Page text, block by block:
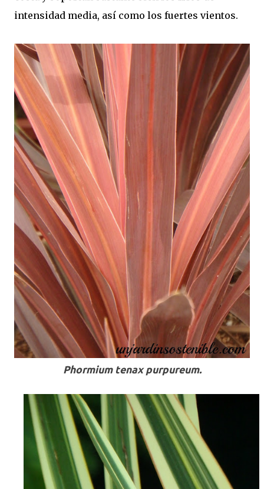
intensidad media, así como los fuertes vientos.
Phormium tenax purpureum.